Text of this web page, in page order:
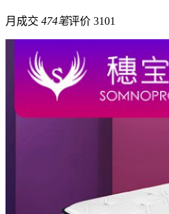
月成交 474笔评价 3101